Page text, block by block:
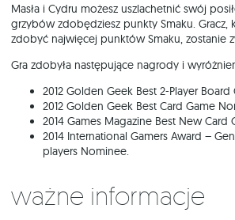
Masła i Cydru możesz uszlachetnić swój
grzybów zdobędziesz punkty Smaku. Gracz,
zdobyć najwięcej punktów Smaku, zostanie
Gra zdobyła następujące nagrody i
2012 Golden Geek Best 2-Player
2012 Golden Geek Best Card Game
2014 Games Magazine Best New Card
2014 International Gamers Award –
players Nominee.
Ważne informacje